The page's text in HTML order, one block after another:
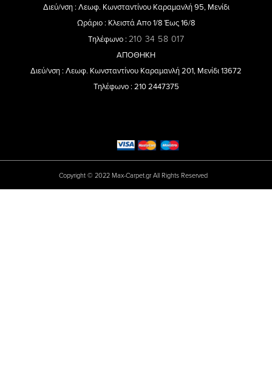
Διεύ/νση : Λεωφ. Κωνσταντίνου Καραμανλή 95, Μενίδι
Ωράριο : Κλειστά Απο 1/8 Έως 16/8
Τηλέφωνο : 210 34 58 017
ΑΠΟΘΗΚΗ
Διεύ/νση : Λεωφ. Κωνσταντίνου Καραμανλή 201, Μενίδι 13672
Τηλέφωνο : 210 2447375
Copyright © 2022 Max-Carpet.gr All Rights Reserved